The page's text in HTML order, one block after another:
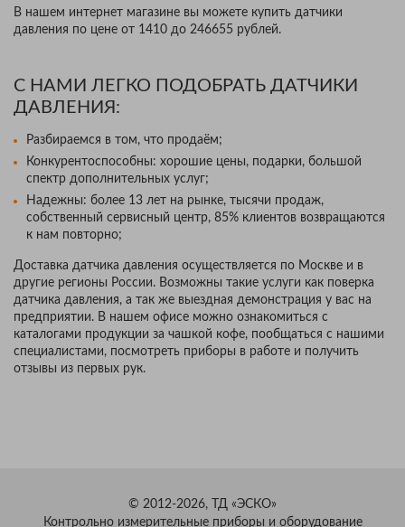
В нашем интернет магазине вы можете купить датчики
давления по цене от 1410 до 246655 рублей.
С НАМИ ЛЕГКО ПОДОБРАТЬ ДАТЧИКИ
ДАВЛЕНИЯ:
Разбираемся в том, что продаём;
Конкурентоспособны: хорошие цены, подарки, большой
спектр дополнительных услуг;
Надежны: более 13 лет на рынке, тысячи продаж,
собственный сервисный центр, 85% клиентов возвращаются
к нам повторно;
Доставка датчика давления осуществляется по Москве и в
другие регионы России. Возможны такие услуги как поверка
датчика давления, а так же выездная демонстрация у вас на
предприятии. В нашем офисе можно ознакомиться с
каталогами продукции за чашкой кофе, пообщаться с нашими
специалистами, посмотреть приборы в работе и получить
отзывы из первых рук.
© 2012-2026, ТД «ЭСКО»
Контрольно измерительные приборы и оборудование